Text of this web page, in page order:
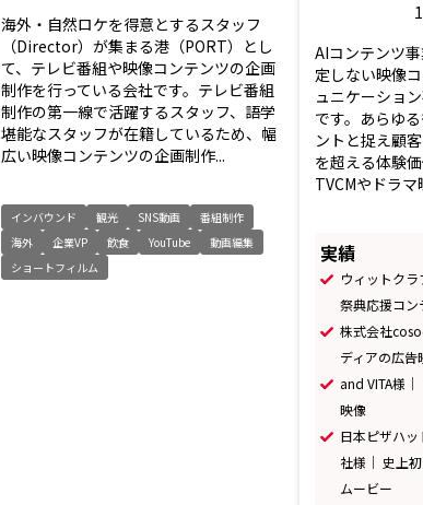
海外・自然ロケを得意とするスタッフ
（Director）が集まる港（PORT）とし
て、テレビ番組や映像コンテンツの企画
制作を行っている会社です。テレビ番組
制作の第一線で活躍するスタッフ、語学
堪能なスタッフが在籍しているため、幅
広い映像コンテンツの企画制作...
インバウンド 観光 SNS動画
番組制作
海外
企業VP 飲食 YouTube
動画編集
ショートフィルム
AIコンテンツ
定しない映像
ュニケーショ
です。あらゆ
ントと捉え顧
を超える体験
TVCMやドラ
実績
ウィットク
祭典応援コン
株式会社
ディアの広告
and VITA様
映像
日本ピザハ
社様｜ 史上
ムービー